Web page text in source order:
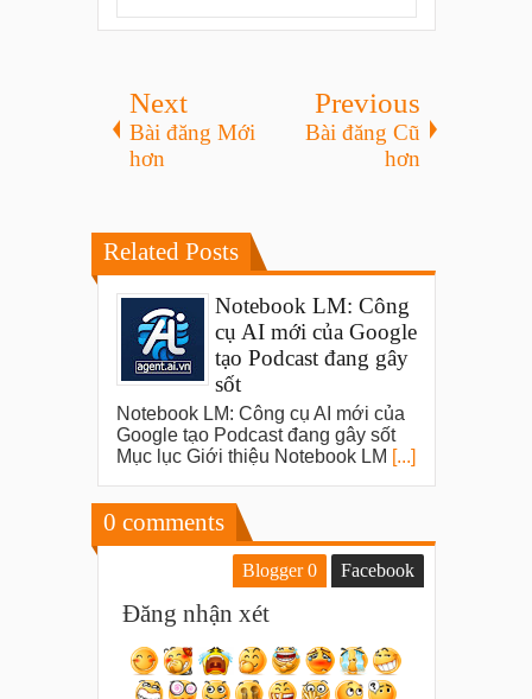
Next
Bài đăng Mới
hơn
Previous
Bài đăng Cũ
hơn
Related Posts
Notebook LM: Công
cụ AI mới của Google
tạo Podcast đang gây
sốt
Notebook LM: Công cụ AI mới của
Google tạo Podcast đang gây sốt
Mục lục Giới thiệu Notebook LM [...]
0 comments
Blogger0 Facebook
Đăng nhận xét